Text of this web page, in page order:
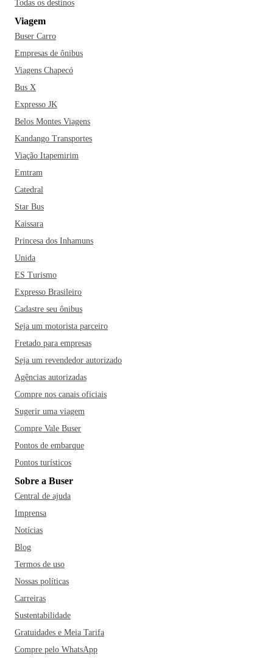
Todas os destinos
Viagem
Buser Carro
Empresas de ônibus
Viagens Chapecó
Bus X
Expresso JK
Belos Montes Viagens
Kandango Transportes
Viação Itapemirim
Emtram
Catedral
Star Bus
Kaissara
Princesa dos Inhamuns
Unida
ES Turismo
Expresso Brasileiro
Cadastre seu ônibus
Seja um motorista parceiro
Fretado para empresas
Seja um revendedor autorizado
Agências autorizadas
Compre nos canais oficiais
Sugerir uma viagem
Compre Vale Buser
Pontos de embarque
Pontos turísticos
Sobre a Buser
Central de ajuda
Imprensa
Notícias
Blog
Termos de uso
Nossas políticas
Carreiras
Sustentabilidade
Gratuidades e Meia Tarifa
Compre pelo WhatsApp